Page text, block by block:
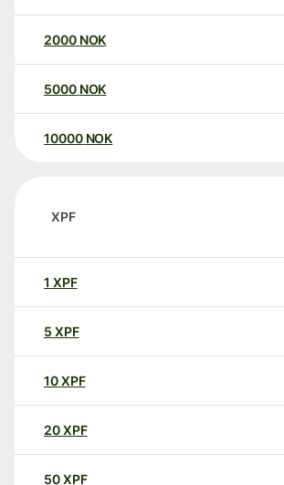
2000 NOK
5000 NOK
10000 NOK
XPF
1 XPF
5 XPF
10XPF
20XPF
50XPF